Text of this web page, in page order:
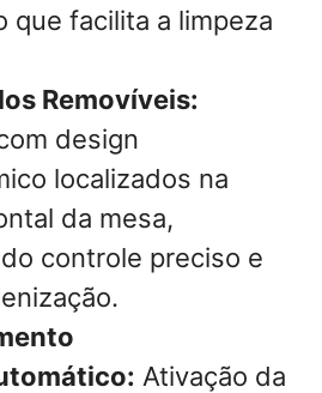
que facilita a limpeza
Removíveis:
design
localizados na
da mesa,
controle preciso e
Ativação da